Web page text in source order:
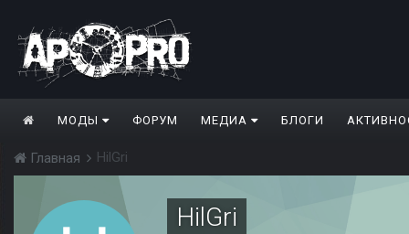
МОДЫ ФОРУМ МЕДИА БЛОГИ
Главная HilGri
HilGri